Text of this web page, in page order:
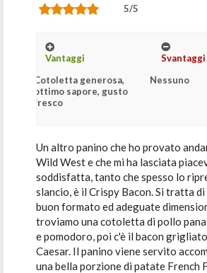
5/5
Vantaggi
Cotoletta generosa,
ottimo sapore, gusto
fresco
Svantaggi
Nessuno
Un altro panino che ho provato
Wild West e che mi ha lasciata
soddisfatta, tanto che spesso lo
slancio, è il Crispy Bacon. Si tratta di
buon formato ed adeguate
troviamo una cotoletta di pollo
e pomodoro, poi c'è il bacon
Caesar. Il panino viene servito
una bella porzione di patate French